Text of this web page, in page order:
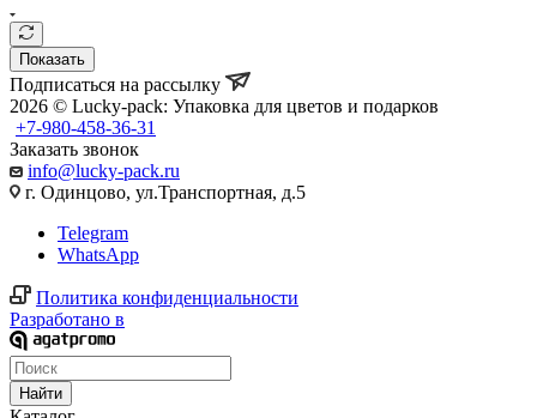
Показать
Подписаться на рассылку
2026 © Lucky-pack: Упаковка для цветов и подарков
+7-980-458-36-31
Заказать звонок
info@lucky-pack.ru
г. Одинцово, ул.Транспортная, д.5
Telegram
WhatsApp
Политика конфиденциальности
Разработано в
Найти